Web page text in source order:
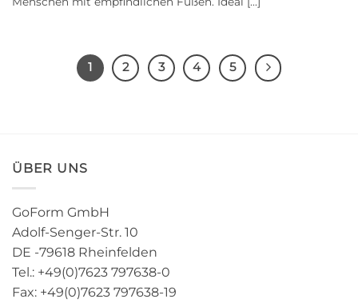
1 2 3 4 5
ÜBER UNS
GoForm GmbH
Adolf-Senger-Str. 10
DE -79618 Rheinfelden
Tel.: +49(0)7623 797638-0
Fax: +49(0)7623 797638-19